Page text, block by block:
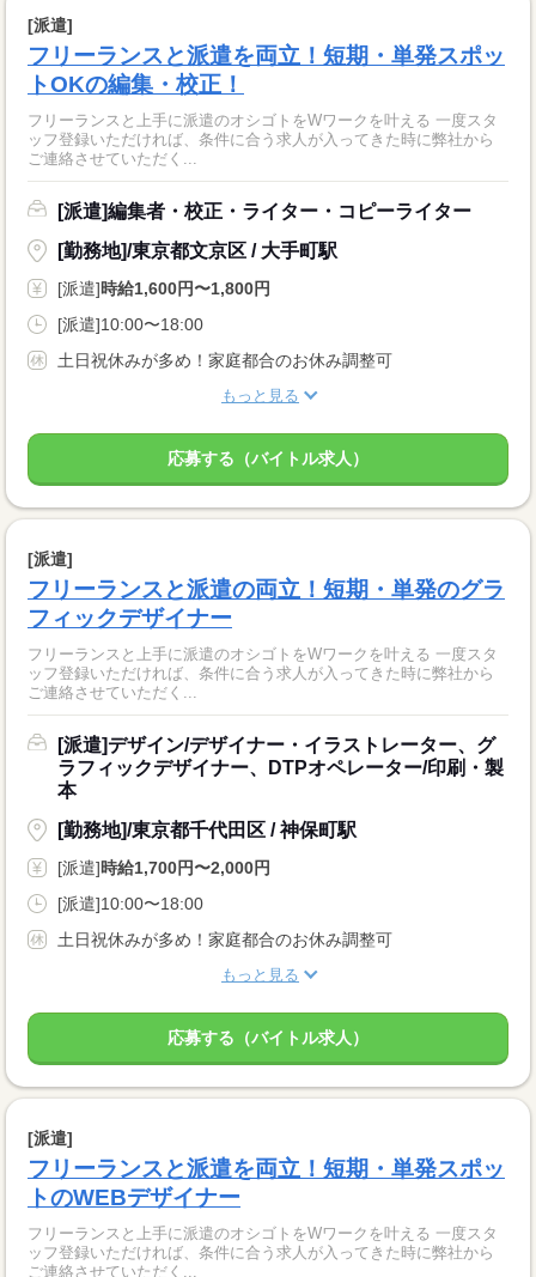
[派遣]
フリーランスと派遣を両立！短期・単発スポッ
トOKの編集・校正！
フリーランスと上手に派遣のオシゴトをWワークを叶える 一度スタ
ッフ登録いただければ、条件に合う求人が入ってきた時に弊社から
ご連絡させていただく...
[派遣]編集者・校正・ライター・コピーライター
[勤務地]/東京都文京区 / 大手町駅
[派遣]時給1,600円〜1,800円
[派遣]10:00〜18:00
土日祝休みが多め！家庭都合のお休み調整可
もっと見る
応募する（バイトル求人）
[派遣]
フリーランスと派遣の両立！短期・単発のグラ
フィックデザイナー
フリーランスと上手に派遣のオシゴトをWワークを叶える 一度スタ
ッフ登録いただければ、条件に合う求人が入ってきた時に弊社から
ご連絡させていただく...
[派遣]デザイン/デザイナー・イラストレーター、グ
ラフィックデザイナー、DTPオペレーター/印刷・製
本
[勤務地]/東京都千代田区 / 神保町駅
[派遣]時給1,700円〜2,000円
[派遣]10:00〜18:00
土日祝休みが多め！家庭都合のお休み調整可
もっと見る
応募する（バイトル求人）
[派遣]
フリーランスと派遣を両立！短期・単発スポッ
トのWEBデザイナー
フリーランスと上手に派遣のオシゴトをWワークを叶える 一度スタ
ッフ登録いただければ、条件に合う求人が入ってきた時に弊社から
ご連絡させていただく...